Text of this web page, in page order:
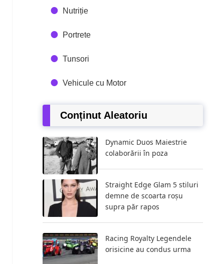
Nutriție
Portrete
Tunsori
Vehicule cu Motor
Conținut Aleatoriu
Dynamic Duos Maiestrie
colaborării în poza
Straight Edge Glam 5 stiluri
demne de scoarta roșu
supra păr rapos
Racing Royalty Legendele
orisicine au condus urma